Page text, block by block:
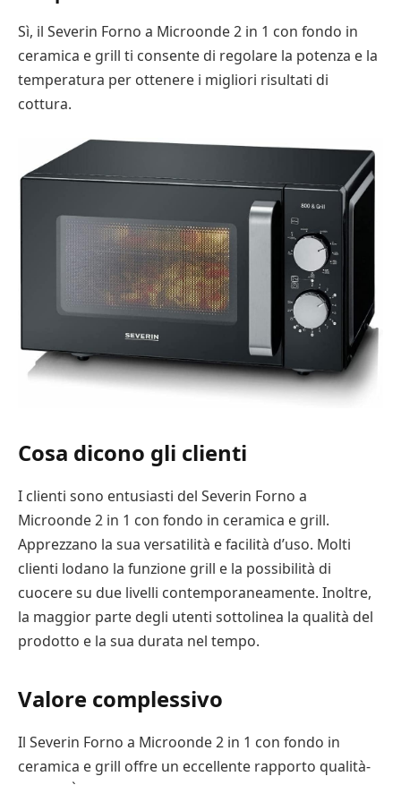
Sì, il Severin Forno a Microonde 2 in 1 con fondo in
ceramica e grill ti consente di regolare la potenza e la
temperatura per ottenere i migliori risultati di
cottura.
Cosa dicono gli clienti
I clienti sono entusiasti del Severin Forno a
Microonde 2 in 1 con fondo in ceramica e grill.
Apprezzano la sua versatilità e facilità d’uso. Molti
clienti lodano la funzione grill e la possibilità di
cuocere su due livelli contemporaneamente. Inoltre,
la maggior parte degli utenti sottolinea la qualità del
prodotto e la sua durata nel tempo.
Valore complessivo
Il Severin Forno a Microonde 2 in 1 con fondo in
ceramica e grill offre un eccellente rapporto qualità-